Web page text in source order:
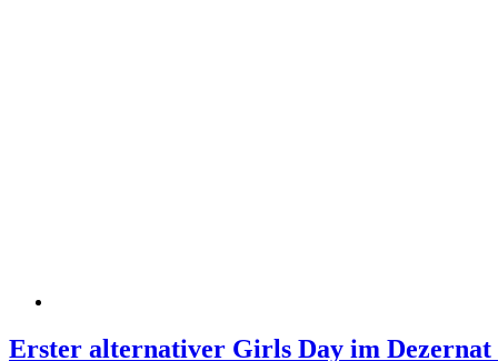
Erster alternativer Girls Day im Dezernat